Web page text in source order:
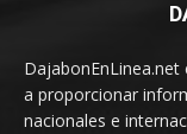
a proporcionar
nacionales e